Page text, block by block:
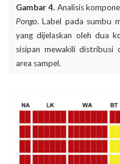
Gambar 4. Analisis
Pongo. Label pada sumbu
yang dijelaskan oleh dua
sisipan mewakili distribusi
area sampel.